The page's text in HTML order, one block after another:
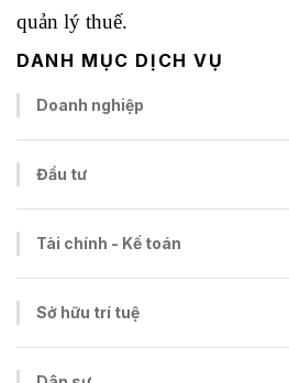
DANH MỤC DỊCH VỤ
Doanh nghiệp
Đầu tư
Tài chính - Kế toán
Sở hữu trí tuệ
quản lý thuế.